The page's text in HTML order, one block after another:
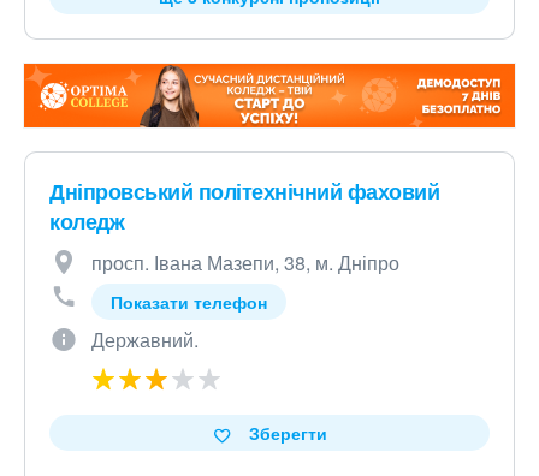
Дніпровський політехнічний фаховий
коледж
просп. Івана Мазепи, 38, м. Дніпро
Показати телефон
Державний.
Зберегти